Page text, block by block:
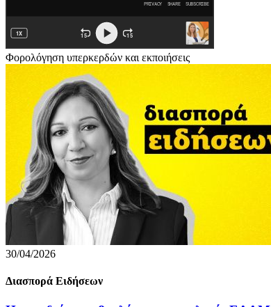
Φορολόγηση υπερκερδών και εκποιήσεις
30/04/2026
Διασπορά Ειδήσεων